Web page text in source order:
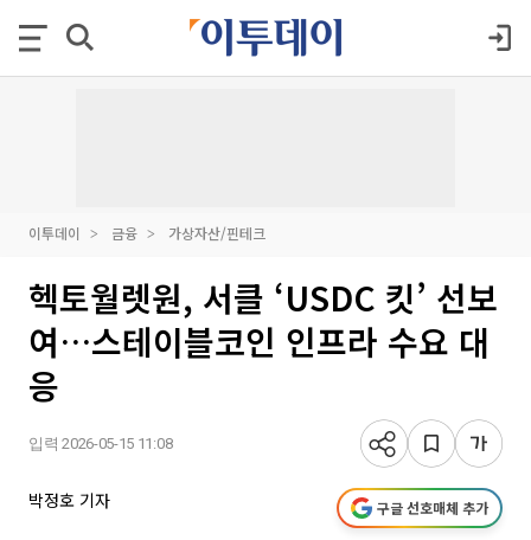
이투데이 금융 가상자산/핀테크
헥토월렛원, 서클 ‘USDC 킷’ 선보
여…스테이블코인 인프라 수요 대
응
입력 2026-05-15 11:08
박정호 기자 구글 선호매체 추가